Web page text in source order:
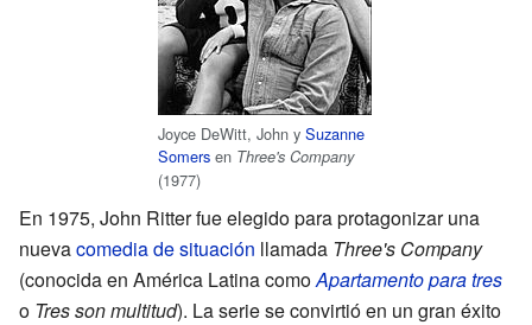
Joyce DeWitt, John y Suzanne
Somers en Three's Company
(1977)
En 1975, John Ritter fue elegido para protagonizar una
nuevacomedia de situación llamada Three's Company
(conocida en América Latina comoApartamento para tres
o Tres son multitud). La serie se convirtió en un gran éxito